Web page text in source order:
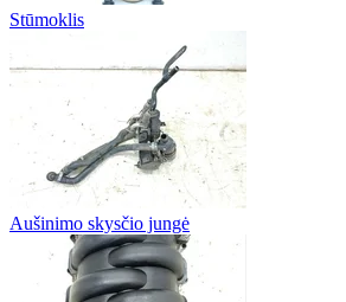
Stūmoklis
Aušinimo skysčio jungė